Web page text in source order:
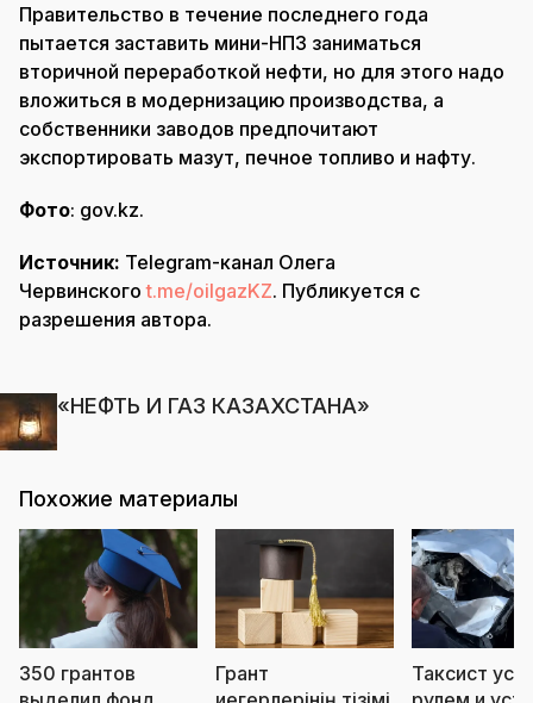
Правительство в течение последнего года
пытается заставить мини-НПЗ заниматься
вторичной переработкой нефти, но для этого надо
вложиться в модернизацию производства, а
собственники заводов предпочитают
экспортировать мазут, печное топливо и нафту.
Фото: gov.kz.
Источник: Telegram-канал Олега
Червинскогоt.me/oilgazKZ. Публикуется с
разрешения автора.
«НЕФТЬ И ГАЗ КАЗАХСТАНА»
Похожие материалы
350 грантов
Грант
Таксист